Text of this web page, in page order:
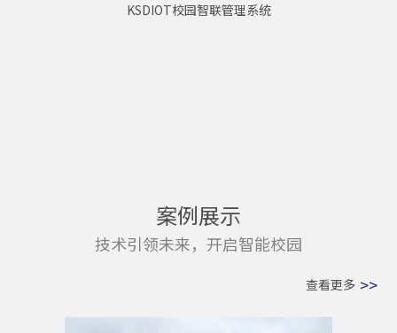
KSDIOT校园智联管理系统
案例展示
技术引领未来，开启智能校园
查看更多 >>